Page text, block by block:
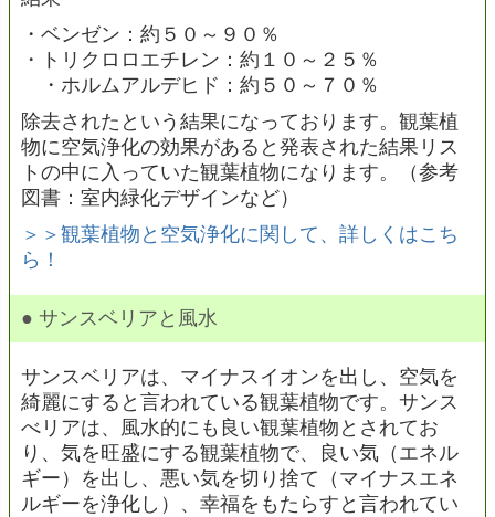
・ベンゼン：約５０～９０％
・トリクロロエチレン：約１０～２５％
・ホルムアルデヒド：約５０～７０％
除去されたという結果になっております。観葉植
物に空気浄化の効果があると発表された結果リス
トの中に入っていた観葉植物になります。（参考
図書：室内緑化デザインなど）
＞＞観葉植物と空気浄化に関して、詳しくはこち
ら！
● サンスベリアと風水
サンスベリアは、マイナスイオンを出し、空気を
綺麗にすると言われている観葉植物です。サンス
べリアは、風水的にも良い観葉植物とされてお
り、気を旺盛にする観葉植物で、良い気（エネル
ギー）を出し、悪い気を切り捨て（マイナスエネ
ルギーを浄化し）、幸福をもたらすと言われてい